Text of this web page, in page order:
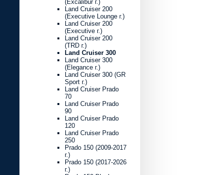
(Excalibur г.)
Land Cruiser 200
(Executive Lounge г.)
Land Cruiser 200
(Executive г.)
Land Cruiser 200
(TRD г.)
Land Cruiser 300
Land Cruiser 300
(Elegance г.)
Land Cruiser 300 (GR
Sport г.)
Land Cruiser Prado
70
Land Cruiser Prado
90
Land Cruiser Prado
120
Land Cruiser Prado
250
Prado 150 (2009-2017
г.)
Prado 150 (2017-2026
г.)